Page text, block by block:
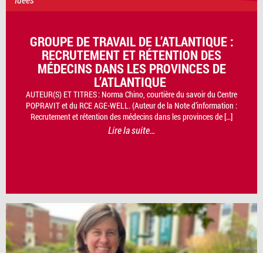
GROUPE DE TRAVAIL DE L’ATLANTIQUE :
RECRUTEMENT ET RÉTENTION DES
MÉDECINS DANS LES PROVINCES DE
L’ATLANTIQUE
AUTEUR(S) ET TITRES : Norma Chino, courtière du savoir du Centre
POPRAVIT et du RCE AGE-WELL. (Auteur de la Note d’information :
Recrutement et rétention des médecins dans les provinces de […]
Lire la suite…